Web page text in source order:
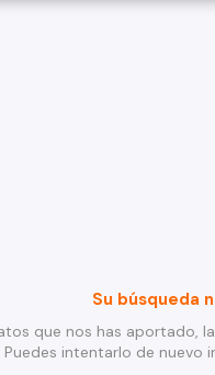
Su búsqueda
que nos has aportado,
Puedes intentarlo de nuevo